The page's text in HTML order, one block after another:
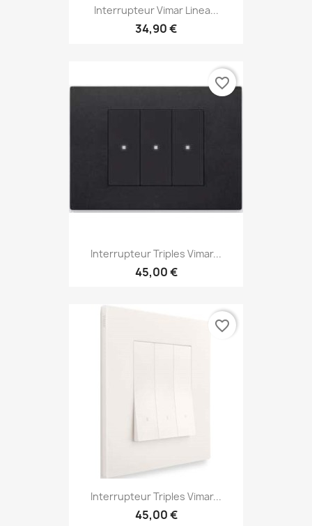
Interrupteur Vimar Linea...
34,90 €
Interrupteur Triples Vimar...
45,00 €
favorite_border
Interrupteur Triples Vimar...
45,00 €
favorite_border